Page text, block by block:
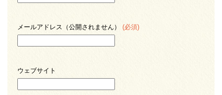
メールアドレス（公開されません） (必須)
ウェブサイト